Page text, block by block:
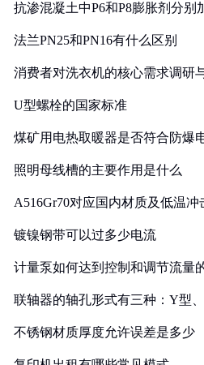
抗渗混凝土中P6和P8膨胀剂分别
法兰PN25和PN16有什么区别
消费者对洗衣机的核心需求调研
U型螺栓的国家标准
煤矿用电热取暖器是否符合防爆
照明母线槽的主要作用是什么
A516Gr70对应国内材质及低温冲
镀镍钢带可以过多少电流
计量泵如何达到控制和调节流量
联轴器的轴孔形式有三种：Y型
不锈钢材质厚度允许误差是多少